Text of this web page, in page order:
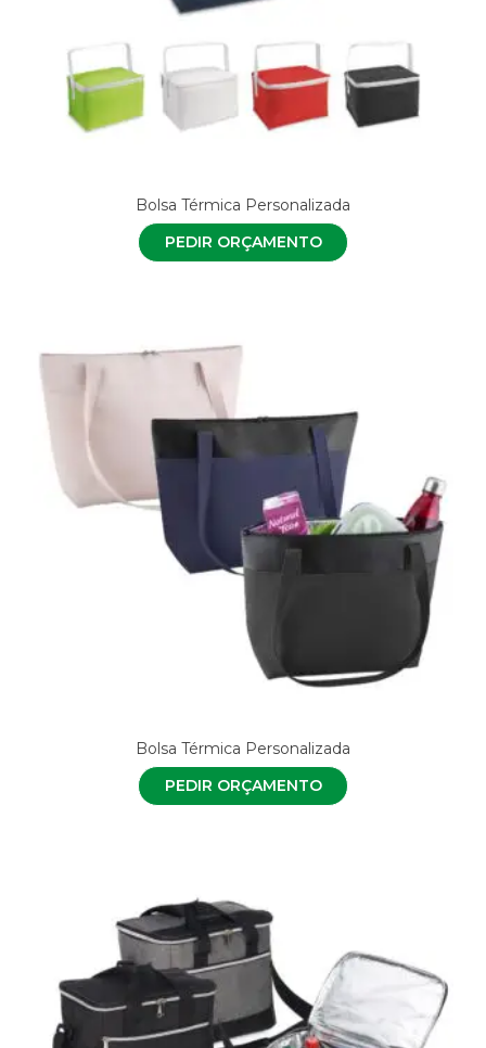
Bolsa Térmica Personalizada
PEDIR ORÇAMENTO
Bolsa Térmica Personalizada
PEDIR ORÇAMENTO